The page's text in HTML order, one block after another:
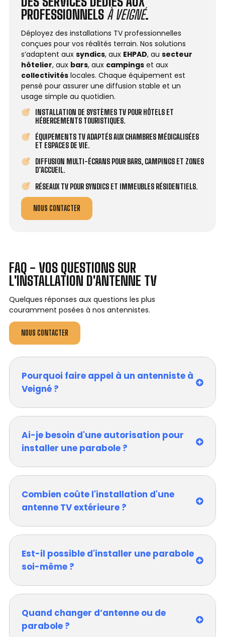
PROFESSIONNELS À VEIGNÉ.
Déployez des installations TV professionnelles
conçues pour vos réalités terrain. Nos solutions
s’adaptent aux syndics, aux EHPAD, au secteur
hôtelier, aux bars, aux campings et aux
collectivités locales. Chaque équipement est
pensé pour assurer une diffusion stable et un
usage simple au quotidien.
INSTALLATION DE SYSTÈMES TV POUR HÔTELS ET
HÉBERGEMENTS TOURISTIQUES.
ÉQUIPEMENTS TV ADAPTÉS AUX CHAMBRES MÉDICALISÉES
ET ESPACES DE VIE.
DIFFUSION MULTI-ÉCRANS POUR BARS, CAMPINGS ET ZONES
D’ACCUEIL.
RÉSEAUX TV POUR SYNDICS ET IMMEUBLES RÉSIDENTIELS.
NOUS CONTACTER
FAQ - VOS QUESTIONS SUR
L'INSTALLATION D'ANTENNE TV
Quelques réponses aux questions les plus
couramment posées à nos antennistes.
NOUS CONTACTER
Pourquoi faire appel à un antenniste à
Veigné ?
Ai-je besoin d'une autorisation pour
installer une parabole ?
Combien coûte l'installation d'une
antenne TV extérieure ?
Est-il possible d'installer une parabole
soi-même ?
Quand changer d’antenne ou de
parabole ?